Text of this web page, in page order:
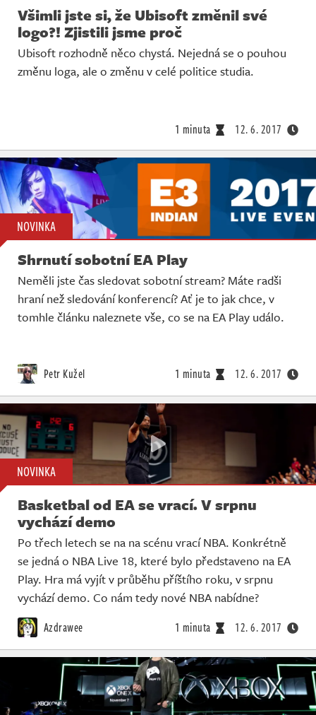
Všimli jste si, že Ubisoft změnil své
logo?! Zjistili jsme proč
Ubisoft rozhodně něco chystá. Nejedná se o pouhou
změnu loga, ale o změnu v celé politice studia.
1 minuta 12. 6. 2017
NOVINKA
Shrnutí sobotní EA Play
Neměli jste čas sledovat sobotní stream? Máte radši
hraní než sledování konferencí? Ať je to jak chce, v
tomhle článku naleznete vše, co se na EA Play událo.
Petr Kužel 1 minuta 12. 6. 2017
NOVINKA
Basketbal od EA se vrací. V srpnu
vychází demo
Po třech letech se na na scénu vrací NBA. Konkrétně
se jedná o NBA Live 18, které bylo představeno na EA
Play. Hra má vyjít v průběhu příštího roku, v srpnu
vychází demo. Co nám tedy nové NBA nabídne?
Azdrawee 1 minuta 12. 6. 2017